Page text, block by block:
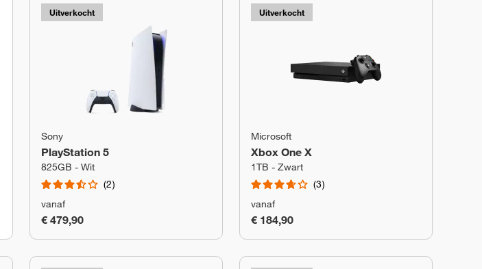
Uitverkocht
Sony
PlayStation 5
825GB - Wit
2
vanaf
€ 479,90
Uitverkocht
Microsoft
Xbox One X
1TB - Zwart
3
vanaf
€ 184,90